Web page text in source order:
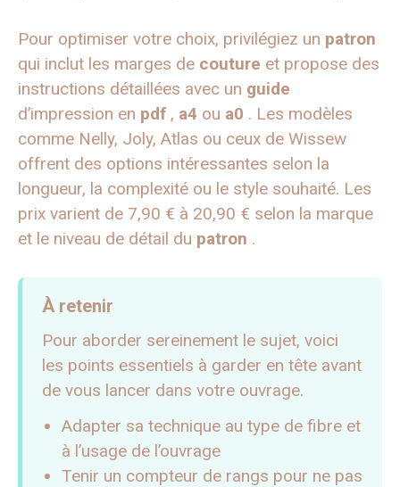
Pour optimiser votre choix, privilégiez un patron
qui inclut les marges de couture et propose des
instructions détaillées avec un guide
d’impression en pdf , a4 ou a0 . Les modèles
comme Nelly, Joly, Atlas ou ceux de Wissew
offrent des options intéressantes selon la
longueur, la complexité ou le style souhaité. Les
prix varient de 7,90 € à 20,90 € selon la marque
et le niveau de détail du patron .
À retenir
Pour aborder sereinement le sujet, voici
les points essentiels à garder en tête avant
de vous lancer dans votre ouvrage.
Adapter sa technique au type de fibre et
à l’usage de l’ouvrage
Tenir un compteur de rangs pour ne pas